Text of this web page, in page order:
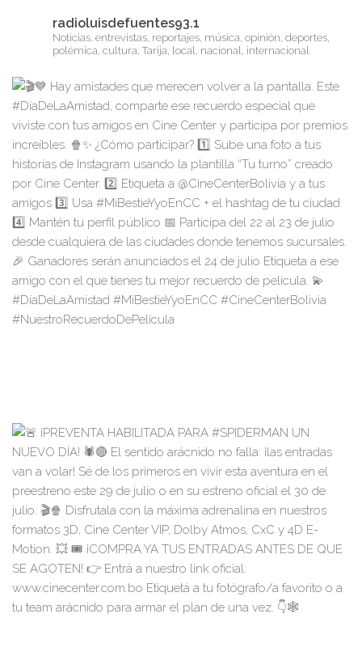
radioluisdefuentes93.1
Noticias, entrevistas, reportajes, música, opinión, deportes,
polémica, cultura, Tarija, local, nacional, internacional